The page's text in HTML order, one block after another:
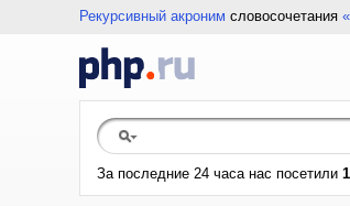
Рекурсивный акроним словосочетания
За последние 24 часа нас посетили